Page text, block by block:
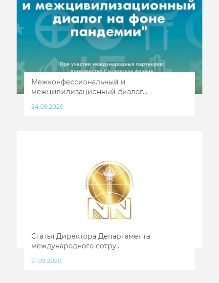
Межконфессиональный и
межцивилизационный диалог...
24.09.2020
Статья Директора Департамента
международного сотру...
21.09.2020